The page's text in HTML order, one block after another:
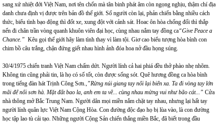
sang xứ nhiệt đới Việt Nam, nơi tên chốn mà tân binh phát âm còn ngọng nghịu, thậm chí địa
danh chưa định vị được trên bản đồ thế giới. Số người còn lại, phản chiến bằng nhiều cách
thức, biểu tình bạo động thì đốt xe, xung đột với cảnh sát. Hoac ôn hòa chống đối thì thắp
nến đi chân trần vòng quanh khuôn viên đại học, cùng nhau nắm tay đồng ca“Give Peace a
Chance.” Kêu gọi thế giới hãy làm tình thay vì làm tội. Giơ cao biểu tượng hòa bình con
chim bồ câu trắng, chận đứng giết nhau hình ảnh đóa hoa nở đầu họng súng.
30/4/1975 chiến tranh Việt Nam chấm dứt. Người lính cả hai phiá đều thở phào nhẹ nhõm.
Không tin cũng phải tin, là họ có số tốt, còn được sống sót. Quê hương đồng ca hòa bình
trong tiếng đàn hát Trịnh Công Sơn.,”Rừng núi giang tay nối lại biển xa. Ta đi vòng tay lớn
mãi để nối sơn hà. Mặt đất bao la, anh em ta về... cùng nhau mừng vui như bão cát...” Cửa
nhà thông mở Bắc Trung Nam. Người dân mọi miền nắm chặt tay nhau, nhưng lại hất tay
người lính quân lực Việt Nam Cộng Hòa. Con đường độc đạo họ bị lùa vào, là con đường
học tập lao tù cải tạo. Những người Cộng Sản chiến thắng miền Bắc, đã biết trong đầu